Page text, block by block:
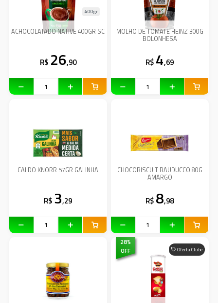
ACHOCOLATADO NATIVE 400GR SC
400gr
R$ 26,90
MOLHO DE TOMATE HEINZ 300G
BOLONHESA
R$ 4,69
CALDO KNORR 57GR GALINHA
R$ 3,29
CHOCOBISCUIT BAUDUCCO 80G
AMARGO
R$ 8,98
Oferta Clube
28%
OFF